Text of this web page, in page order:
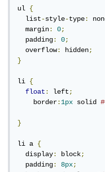
ul {
  list
-style-type:
  margin
: 0;
  padding
: 0;
  overflow
: hidden;
}
li {
float: left;
    border
:1px solid
}
li a {
  display
: block;
  padding
: 8px;